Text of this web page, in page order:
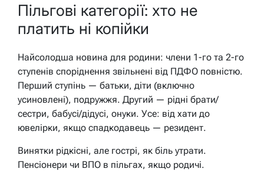
Пільгові категорії: хто не
платить ні копійки
Найсолодша новина для родини: члени 1-го та 2-го
ступенів споріднення звільнені від ПДФО повністю.
Перший ступінь — батьки, діти (включно
усиновлені), подружжя. Другий — рідні брати/
сестри, бабусі/дідусі, онуки. Усе: від хати до
ювелірки, якщо спадкодавець — резидент.
Винятки рідкісні, але гострі, як біль утрати.
Пенсіонери чи ВПО в пільгах, якщо родичі.